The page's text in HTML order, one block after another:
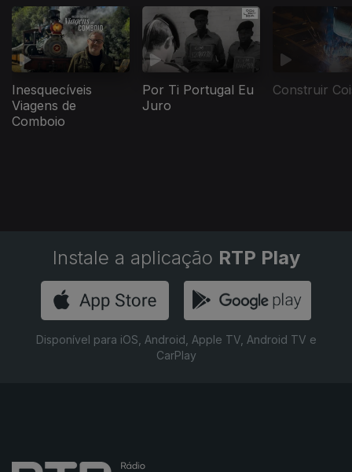
Inesquecíveis
Viagens de
Comboio
Por Ti Portugal Eu
Juro
Construir
Instale a aplicação RTP Play
Disponível para iOS, Android, Apple TV, Android TV e
CarPlay